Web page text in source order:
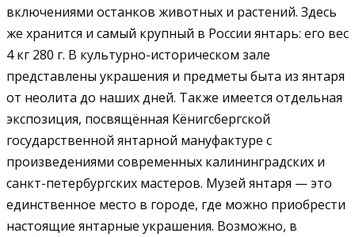
включениями останков животных и растений. Здесь
же хранится и самый крупный в России янтарь: его вес
4 кг 280 г. В культурно-историческом зале
представлены украшения и предметы быта из янтаря
от неолита до наших дней. Также имеется отдельная
экспозиция, посвящённая Кёнигсбергской
государственной янтарной мануфактуре с
произведениями современных калининградских и
санкт-петербургских мастеров. Музей янтаря — это
единственное место в городе, где можно приобрести
настоящие янтарные украшения. Возможно, в